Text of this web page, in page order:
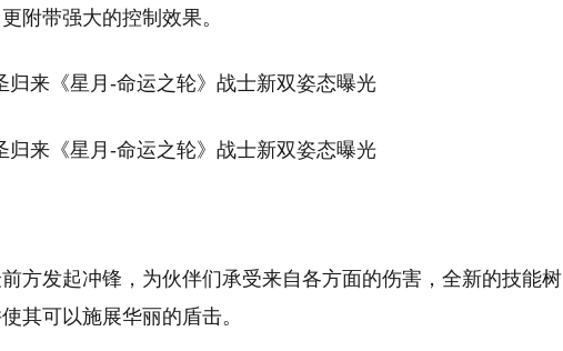
附带强大的控制效果。
方发起冲锋，为伙伴们承受来自各方面的伤害，全新的技能树
其可以施展华丽的盾击。